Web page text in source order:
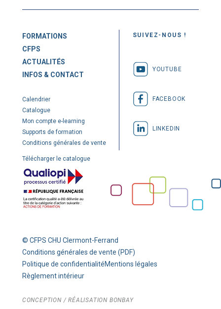
FORMATIONS
CFPS
ACTUALITÉS
INFOS & CONTACT
Calendrier
Catalogue
Mon compte e-learning
Supports de formation
Conditions générales de vente
Télécharger le catalogue
SUIVEZ-NOUS !
YOUTUBE
FACEBOOK
LINKEDIN
© CFPS CHU Clermont-Ferrand
Conditions générales de vente (PDF)
Politique de confidentialitéMentions légales
Règlement intérieur
CONCEPTION / RÉALISATION BONBAY